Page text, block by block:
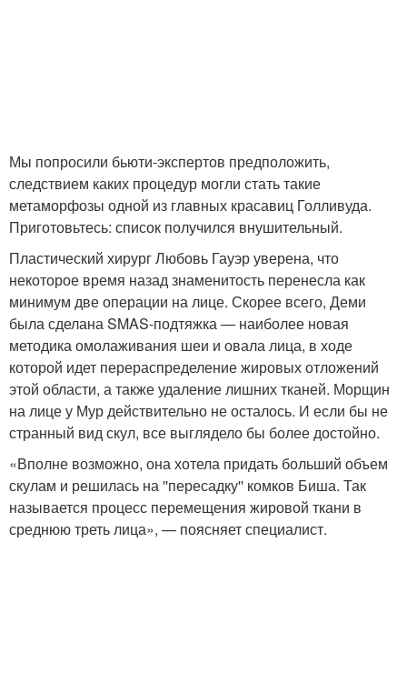
Мы попросили бьюти-экспертов предположить,
следствием каких процедур могли стать такие
метаморфозы одной из главных красавиц Голливуда.
Приготовьтесь: список получился внушительный.
Пластический хирург Любовь Гауэр уверена, что
некоторое время назад знаменитость перенесла как
минимум две операции на лице. Скорее всего, Деми
была сделана SMAS-подтяжка — наиболее новая
методика омолаживания шеи и овала лица, в ходе
которой идет перераспределение жировых отложений
этой области, а также удаление лишних тканей. Морщин
на лице у Мур действительно не осталось. И если бы не
странный вид скул, все выглядело бы более достойно.
«Вполне возможно, она хотела придать больший объем
скулам и решилась на ''пересадку'' комков Биша. Так
называется процесс перемещения жировой ткани в
среднюю треть лица», — поясняет специалист.